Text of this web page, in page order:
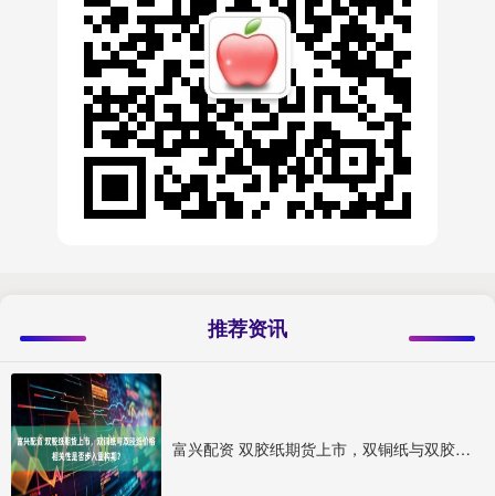
推荐资讯
富兴配资 双胶纸期货上市，双铜纸与双胶纸价格相关性是否步入重构期？